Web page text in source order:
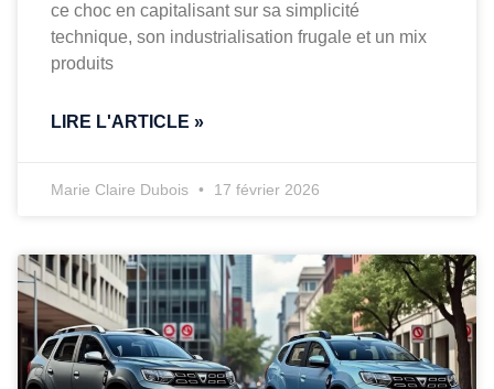
ce choc en capitalisant sur sa simplicité
technique, son industrialisation frugale et un mix
produits
LIRE L'ARTICLE »
Marie Claire Dubois 17 février 2026